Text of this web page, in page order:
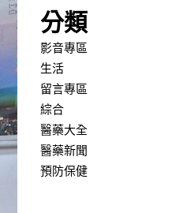
分類
影音專區
生活
留言專區
綜合
醫藥大全
醫藥新聞
預防保健